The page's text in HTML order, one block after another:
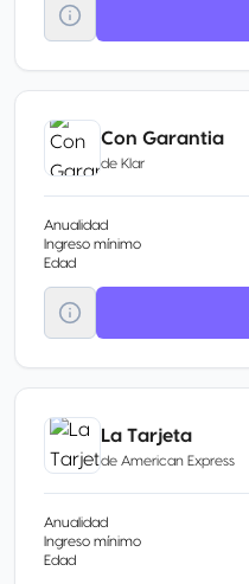
Con Garantia
de Klar
Anualidad
Ingreso mínimo
Edad
La Tarjeta
de American Express
Anualidad
Ingreso mínimo
Edad